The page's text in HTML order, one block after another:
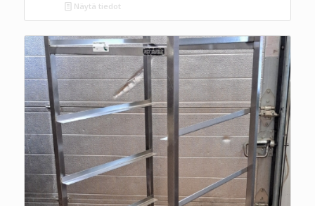
Näytä tiedot